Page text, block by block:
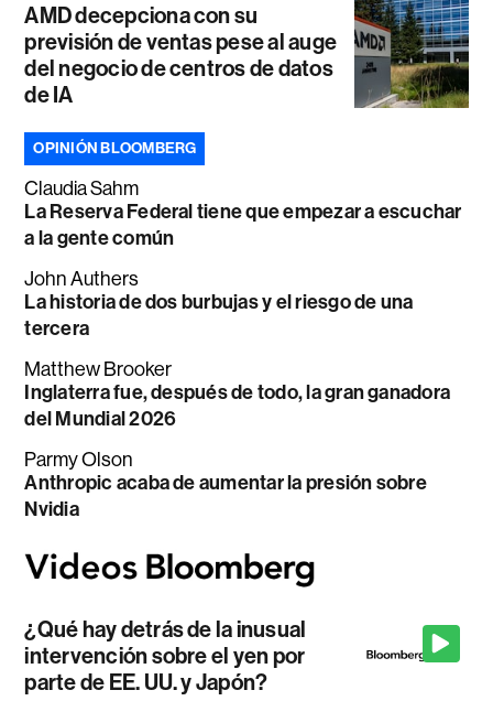
AMD decepciona con su
previsión de ventas pese al auge
del negocio de centros de datos
de IA
OPINIÓN BLOOMBERG
Claudia Sahm
La Reserva Federal tiene que empezar a escuchar
a la gente común
John Authers
La historia de dos burbujas y el riesgo de una
tercera
Matthew Brooker
Inglaterra fue, después de todo, la gran ganadora
del Mundial 2026
Parmy Olson
Anthropic acaba de aumentar la presión sobre
Nvidia
¿Qué hay detrás de la inusual
intervención sobre el yen por
parte de EE. UU. y Japón?